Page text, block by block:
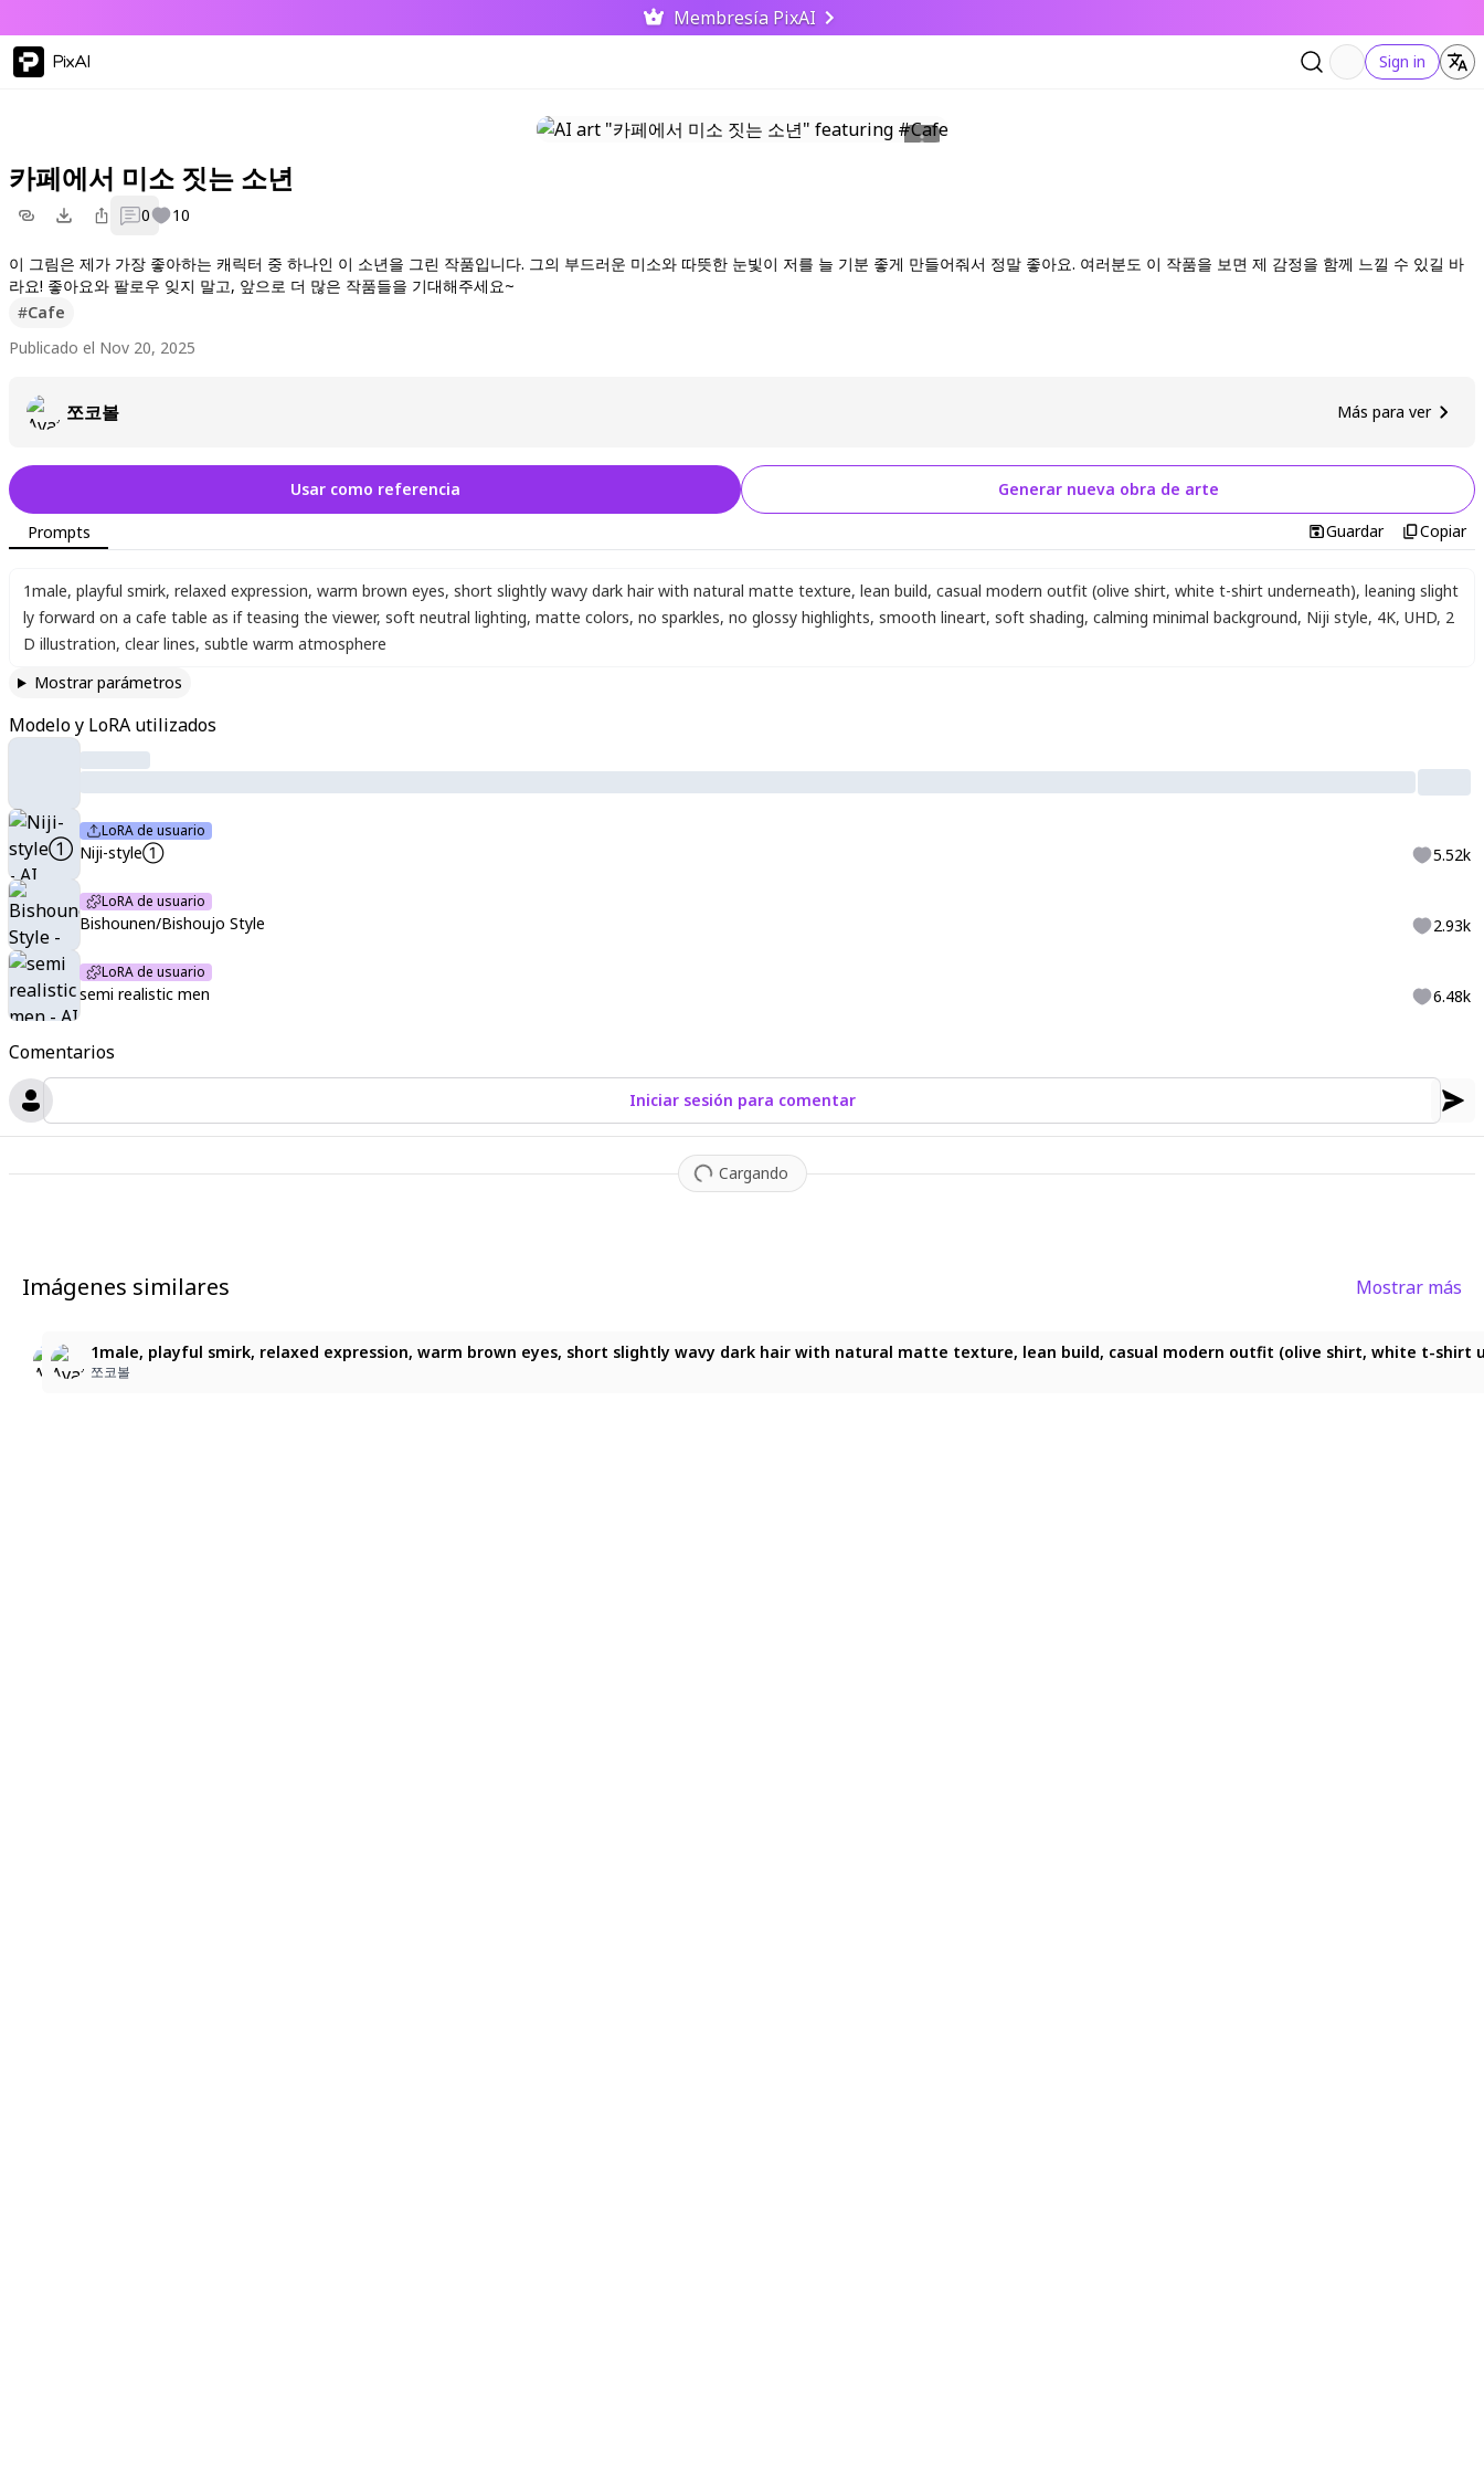
Membresía PixAI
PixAI Sign in
카페에서 미소 짓는 소년
0 10
이 그림은 제가 가장 좋아하는 캐릭터 중 하나인 이 소년을 그린 작품입니다. 그의 부드러운 미소와 따뜻한 눈빛이 저를 늘 기분 좋게 만들어줘서 정말 좋아요. 여러분도 이 작품을 보면 제 감정을 함께 느낄 수 있길 바
라요! 좋아요와 팔로우 잊지 말고, 앞으로 더 많은 작품들을 기대해주세요~
#Cafe
Publicado el Nov 20, 2025
쪼코볼 Más para ver
Comentarios
Iniciar sesión para comentar
Cargando
Usar como referencia Generar nueva obra de arte
Prompts Guardar Copiar
1male, playful smirk, relaxed expression, warm brown eyes, short slightly wavy dark hair with natural matte texture, lean build, casual modern outfit (olive shirt, white t-shirt underneath), leaning slight
ly forward on a cafe table as if teasing the viewer, soft neutral lighting, matte colors, no sparkles, no glossy highlights, smooth lineart, soft shading, calming minimal background, Niji style, 4K, UHD, 2
D illustration, clear lines, subtle warm atmosphere
Mostrar parámetros
Modelo y LoRA utilizados
LoRA de usuario
Niji-style① 5.52k
LoRA de usuario
Bishounen/Bishoujo Style 2.93k
LoRA de usuario
semi realistic men 6.48k
Imágenes similares Mostrar más
1male, playful smirk, relaxed expression, warm brown eyes, short slightly wavy dark hair with natural matte texture, lean build, casual modern outfit (olive shirt, white t-
쪼코볼
1male, playful smirk, relaxed expression, warm brown eyes, short slightly wavy dark hair with natural matte texture, lean build, casual modern outfit (olive shirt, white t-
쪼코볼
1male, playful smirk, relaxed expression, warm brown eyes, short slightly wavy dark hair with natural matte texture, lean build, casual modern outfit (olive shirt, white t-
쪼코볼